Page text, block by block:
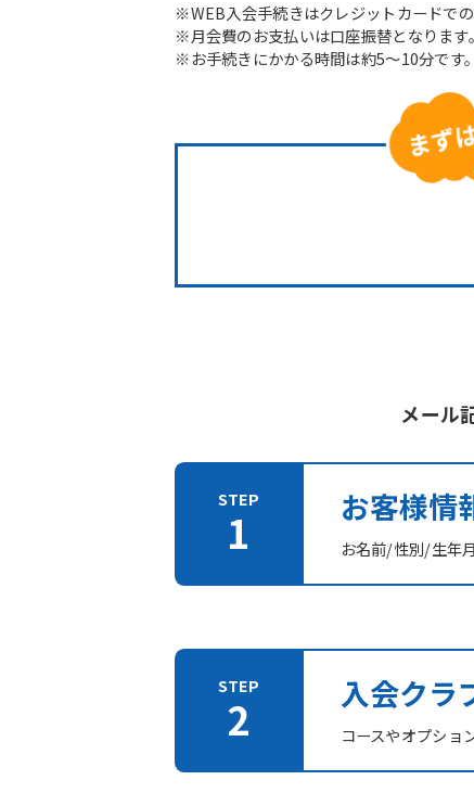
※WEB入会手続きはクレジットカードでの
※月会費のお支払いは口座振替となります
※お手続きにかかる時間は約5～10分です。
メール
お客様情
お名前/性別/生年
入会クラ
コースやオプショ